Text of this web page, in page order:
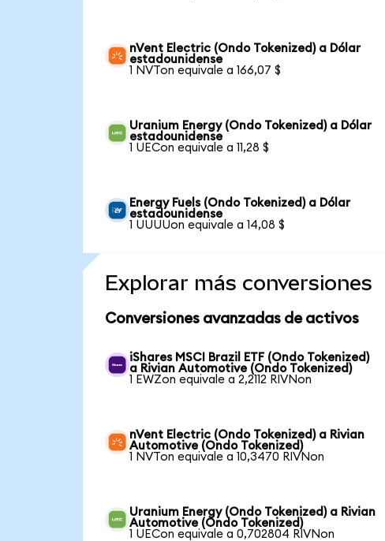
nVent Electric (Ondo Tokenized) a Dólar
estadounidense
1 NVTon equivale a 166,07 $
Uranium Energy (Ondo Tokenized) a Dólar
estadounidense
1 UECon equivale a 11,28 $
Energy Fuels (Ondo Tokenized) a Dólar
estadounidense
1 UUUUon equivale a 14,08 $
Explorar más conversiones
Conversiones avanzadas de activos
iShares MSCI Brazil ETF (Ondo Tokenized)
a Rivian Automotive (Ondo Tokenized)
1 EWZon equivale a 2,2112 RIVNon
nVent Electric (Ondo Tokenized) a Rivian
Automotive (Ondo Tokenized)
1 NVTon equivale a 10,3470 RIVNon
Uranium Energy (Ondo Tokenized) a Rivian
Automotive (Ondo Tokenized)
1 UECon equivale a 0,702804 RIVNon